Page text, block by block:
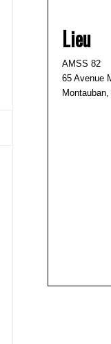
Lieu
AMSS 82
65 Avenue
Montauban,